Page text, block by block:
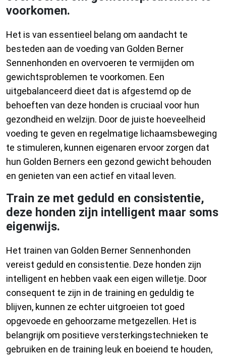
voorkomen.
Het is van essentieel belang om aandacht te
besteden aan de voeding van Golden Berner
Sennenhonden en overvoeren te vermijden om
gewichtsproblemen te voorkomen. Een
uitgebalanceerd dieet dat is afgestemd op de
behoeften van deze honden is cruciaal voor hun
gezondheid en welzijn. Door de juiste hoeveelheid
voeding te geven en regelmatige lichaamsbeweging
te stimuleren, kunnen eigenaren ervoor zorgen dat
hun Golden Berners een gezond gewicht behouden
en genieten van een actief en vitaal leven.
Train ze met geduld en consistentie,
deze honden zijn intelligent maar soms
eigenwijs.
Het trainen van Golden Berner Sennenhonden
vereist geduld en consistentie. Deze honden zijn
intelligent en hebben vaak een eigen willetje. Door
consequent te zijn in de training en geduldig te
blijven, kunnen ze echter uitgroeien tot goed
opgevoede en gehoorzame metgezellen. Het is
belangrijk om positieve versterkingstechnieken te
gebruiken en de training leuk en boeiend te houden,